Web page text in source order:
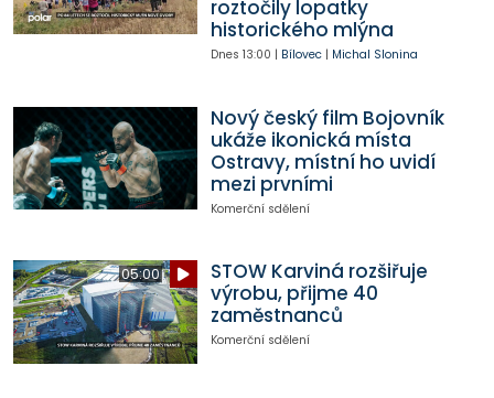
roztočily lopatky
historického mlýna
Dnes 13:00 | Bílovec| Michal Slonina
Nový český film Bojovník
ukáže ikonická místa
Ostravy, místní ho uvidí
mezi prvními
Komerční sdělení
05:00
STOW Karviná rozšiřuje
výrobu, přijme 40
zaměstnanců
Komerční sdělení